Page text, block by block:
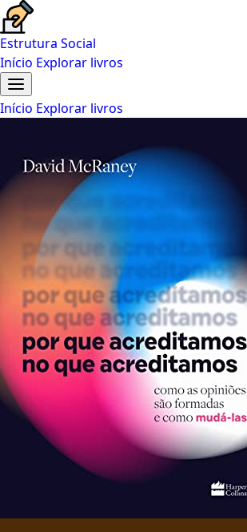
Estrutura Social
Início Explorar livros
Início Explorar livros